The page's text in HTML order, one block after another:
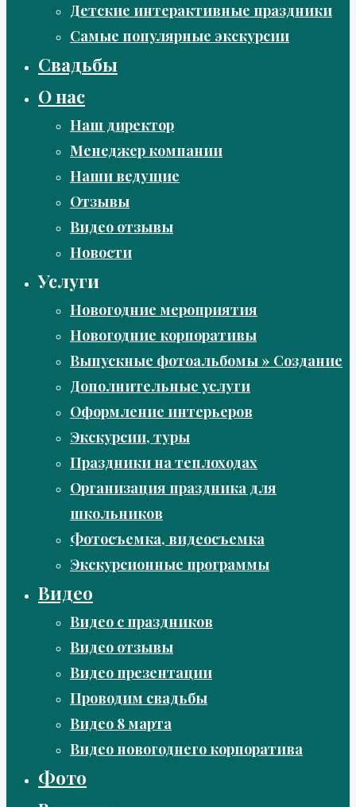
Детские интерактивные праздники
Самые популярные экскурсии
Свадьбы
О нас
Наш директор
Менеджер компании
Наши ведущие
Отзывы
Видео отзывы
Новости
Услуги
Новогодние мероприятия
Новогодние корпоративы
Выпускные фотоальбомы » Создание
Дополнительные услуги
Оформление интерьеров
Экскурсии, туры
Праздники на теплоходах
Организация праздника для
школьников
Фотосъемка, видеосъемка
Экскурсионные программы
Видео
Видео с праздников
Видео отзывы
Видео презентации
Проводим свадьбы
Видео 8 марта
Видео новогоднего корпоратива
Фото